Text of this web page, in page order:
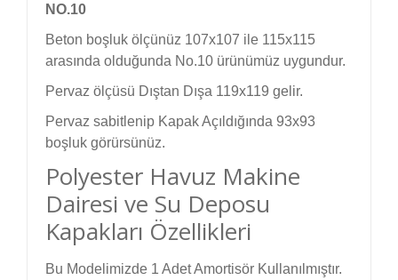
NO.10
Beton boşluk ölçünüz 107x107 ile 115x115
arasında olduğunda No.10 ürünümüz uygundur.
Pervaz ölçüsü Dıştan Dışa 119x119 gelir.
Pervaz sabitlenip Kapak Açıldığında 93x93
boşluk görürsünüz.
Polyester Havuz Makine
Dairesi ve Su Deposu
Kapakları Özellikleri
Bu Modelimizde 1 Adet Amortisör Kullanılmıştır.